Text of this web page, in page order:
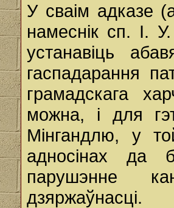
У сваім адказе
намеснік сп. I.
устанавіць
гаспадарання
грамадскага
можна, і для
Мінгандлю, у
адносінах да
парушэнне
дзяржаўнасці.